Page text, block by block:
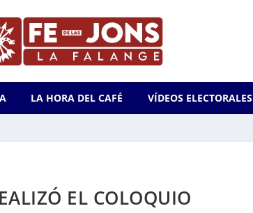
LA HORA DEL CAFÉ VÍDEOS ELECTORALES
EL COLOQUIO